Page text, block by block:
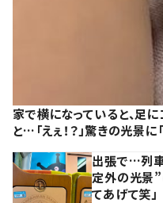
家で横になっていると、足
と…「えぇ！？」驚きの光景に
出張で…列
定外の光景”
てあげて笑」